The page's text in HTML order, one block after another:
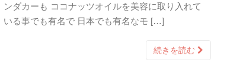
ンダカーも ココナッツオイルを美容に取り入れて
いる事でも有名で 日本でも有名なモ […]
続きを読む